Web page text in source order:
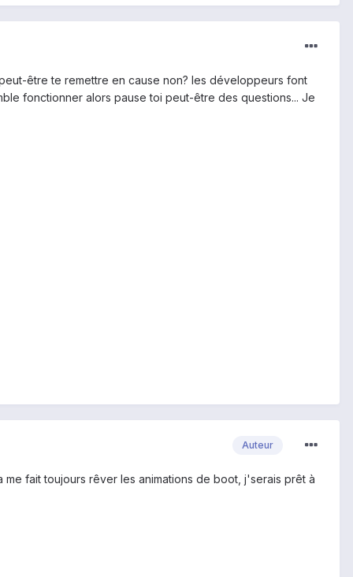
être te remettre en cause non? les développeurs font
fonctionner alors pause toi peut-être des questions... Je
Auteur
fait toujours rêver les animations de boot, j'serais prêt à